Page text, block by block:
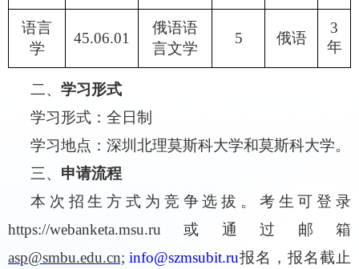
语言
学
45.06.01
俄语语
言文学
5 俄语
3
年
二、 学习形式
学习形式：全日制
学习地点：深圳北理莫斯科大学和莫斯科大学。
三、 申请流程
本次招生方式为竞争选拔。考生可登录
https://webanketa.msu.ru 或通过邮箱
asp@smbu.edu.cn; info@szmsubit.ru报名，报名截止